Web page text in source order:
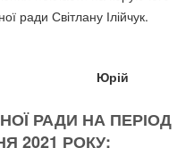
ради Світлану Ілійчук.
Юрій
РАДИ НА ПЕРІОД
2021 РОКУ: